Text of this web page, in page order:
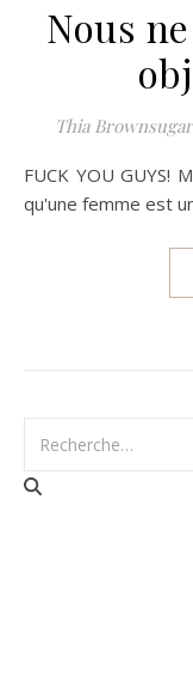
Nous
Thia Brownsugar
FUCK YOU GUYS! Marre que des CONNARDS considèrent
qu'une femme est